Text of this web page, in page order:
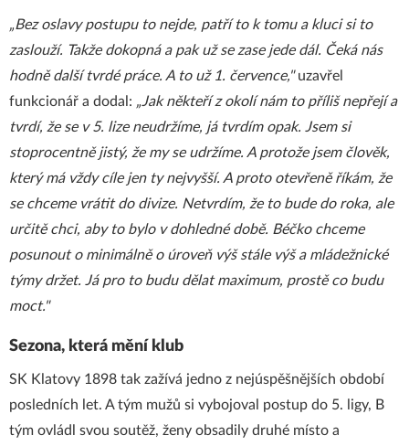
„Bez oslavy postupu to nejde, patří to k tomu a kluci si to
zaslouží. Takže dokopná a pak už se zase jede dál. Čeká nás
hodně další tvrdé práce. A to už 1. července,"uzavřel
funkcionář a dodal: „Jak někteří z okolí nám to příliš nepřejí a
tvrdí, že se v 5. lize neudržíme, já tvrdím opak. Jsem si
stoprocentně jistý, že my se udržíme. A protože jsem člověk,
který má vždy cíle jen ty nejvyšší. A proto otevřeně říkám, že
se chceme vrátit do divize. Netvrdím, že to bude do roka, ale
určitě chci, aby to bylo v dohledné době. Béčko chceme
posunout o minimálně o úroveň výš stále výš a mládežnické
týmy držet. Já pro to budu dělat maximum, prostě co budu
moct."
Sezona, která mění klub
SK Klatovy 1898 tak zažívá jedno z nejúspěšnějších období
posledních let. A tým mužů si vybojoval postup do 5. ligy, B
tým ovládl svou soutěž, ženy obsadily druhé místo a